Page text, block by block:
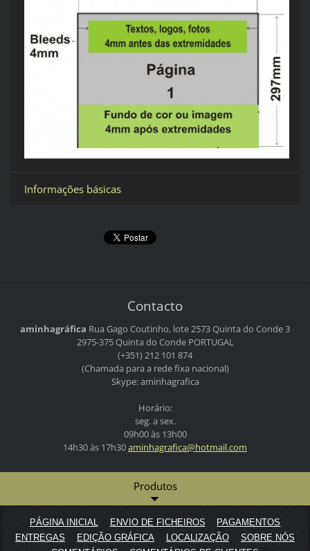
Informações básicas
Contacto
aminhagráfica Rua Gago Coutinho, lote 2573Quinta do Conde 3
2975-375 Quinta do CondePORTUGAL
(+351) 212 101 874
(Chamada para a rede fixa nacional)
Skype: aminhagrafica
Horário:
seg. a sex.
09h00 às 13h00
14h30 às 17h30aminhagrafica@hotmail.com
Produtos
PÁGINA INICIAL ENVIO DE FICHEIROS
PAGAMENTOS
ENTREGAS
EDIÇÃO GRÁFICA LOCALIZAÇÃO
SOBRE NÓS